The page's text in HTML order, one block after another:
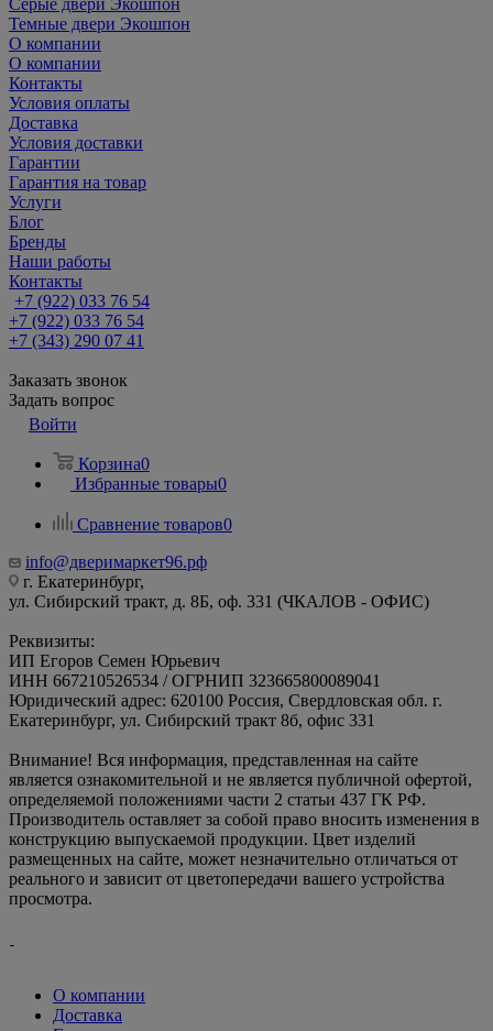
Серые двери Экошпон
Темные двери Экошпон
О компании
О компании
Контакты
Условия оплаты
Доставка
Условия доставки
Гарантии
Гарантия на товар
Услуги
Блог
Бренды
Наши работы
Контакты
+7 (922) 033 76 54
+7 (922) 033 76 54
+7 (343) 290 07 41
Заказать звонок
Задать вопрос
Войти
Корзина0
Избранные товары0
Сравнение товаров0
info@дверимаркет96.рф
г. Екатеринбург,
ул. Сибирский тракт, д. 8Б, оф. 331 (ЧКАЛОВ - ОФИС)
Реквизиты:
ИП Егоров Семен Юрьевич
ИНН 667210526534 / ОГРНИП 323665800089041
Юридический адрес: 620100 Россия, Свердловская обл. г.
Екатеринбург, ул. Сибирский тракт 8б, офис 331
Внимание! Вся информация, представленная на сайте
является ознакомительной и не является публичной офертой,
определяемой положениями части 2 статьи 437 ГК РФ.
Производитель оставляет за собой право вносить изменения в
конструкцию выпускаемой продукции. Цвет изделий
размещенных на сайте, может незначительно отличаться от
реального и зависит от цветопередачи вашего устройства
просмотра.
О компании
Доставка